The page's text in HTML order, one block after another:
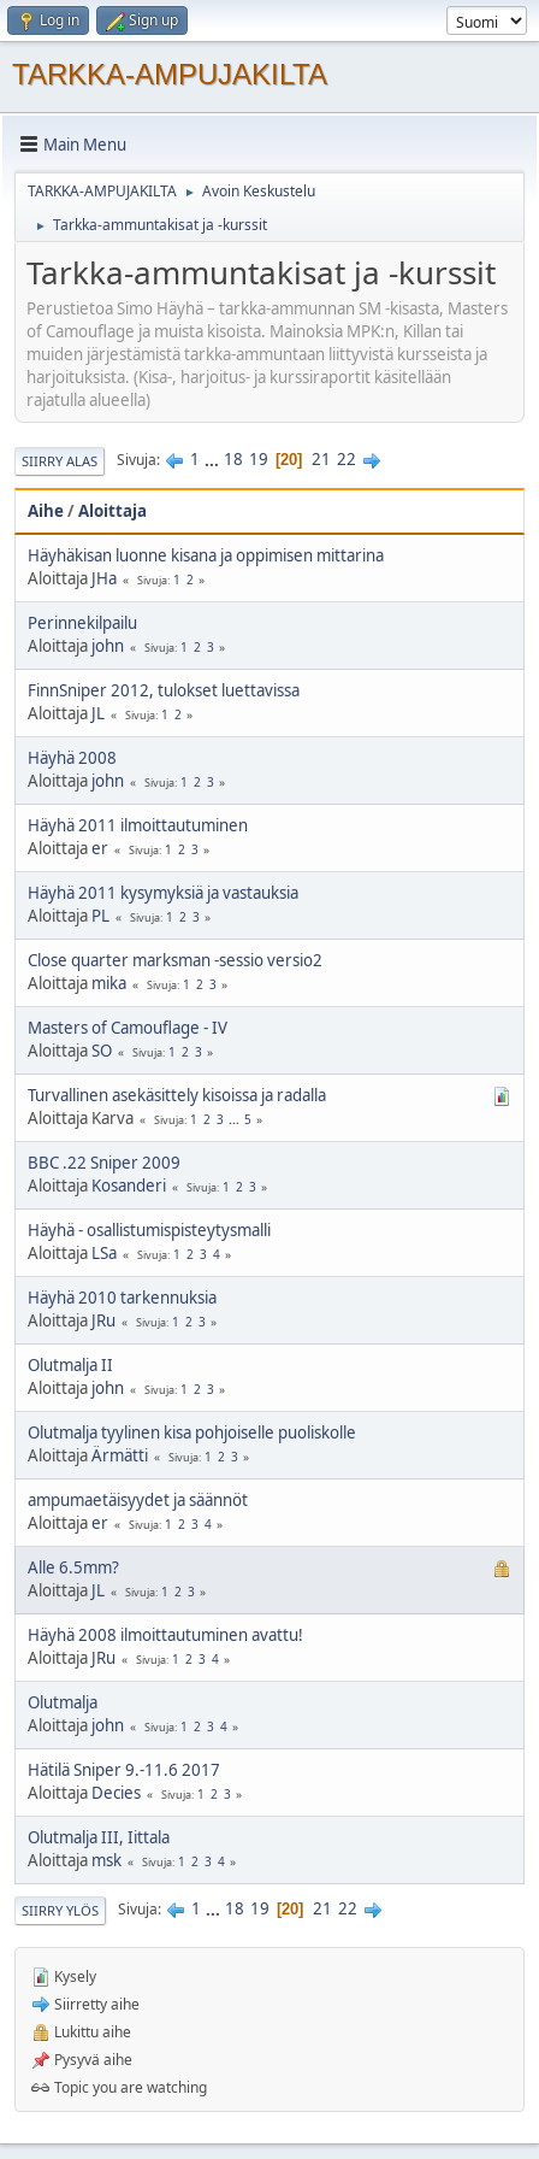
Log in Sign up
TARKKA-AMPUJAKILTA
Main Menu
TARKKA-AMPUJAKILTA ► Avoin Keskustelu
► Tarkka-ammuntakisat ja -kurssit
Tarkka-ammuntakisat ja -kurssit
Perustietoa Simo Häyhä – tarkka-ammunnan SM -kisasta, Masters
of Camouflage ja muista kisoista. Mainoksia MPK:n, Killan tai
muiden järjestämistä tarkka-ammuntaan liittyvistä kursseista ja
harjoituksista. (Kisa-, harjoitus- ja kurssiraportit käsitellään
rajatulla alueella)
SIIRRY ALAS Sivuja 1 ... 18 19 20 21 22
Aihe/Aloittaja
Häyhäkisan luonne kisana ja oppimisen mittarina
Aloittaja JHa Sivuja 1 2
Perinnekilpailu
Aloittaja john Sivuja 1 2 3
FinnSniper 2012, tulokset luettavissa
Aloittaja JL Sivuja 1 2
Häyhä 2008
Aloittaja john Sivuja 1 2 3
Häyhä 2011 ilmoittautuminen
Aloittajaer Sivuja 1 2 3
Häyhä 2011 kysymyksiä ja vastauksia
Aloittaja PL Sivuja 1 2 3
Close quarter marksman -sessio versio2
Aloittaja mika Sivuja 1 2 3
Masters of Camouflage - IV
AloittajaSO Sivuja 1 2 3
Turvallinen asekäsittely kisoissa ja radalla
Aloittaja Karva
Sivuja 1 2 3 ... 5
BBC .22 Sniper 2009
Aloittaja Kosanderi Sivuja 1 2 3
Häyhä - osallistumispisteytysmalli
Aloittaja LSa Sivuja 1 2 3 4
Häyhä 2010 tarkennuksia
Aloittaja JRu Sivuja 1 2 3
Olutmalja II
Aloittaja john Sivuja 1 2 3
Olutmalja tyylinen kisa pohjoiselle puoliskolle
AloittajaÄrmätti Sivuja 1 2 3
ampumaetäisyydet ja säännöt
Aloittajaer Sivuja 1 2 3 4
Alle 6.5mm?
Aloittaja JL Sivuja 1 2 3
Häyhä 2008 ilmoittautuminen avattu!
Aloittaja JRu Sivuja 1 2 3 4
Olutmalja
Aloittaja john Sivuja 1 2 3 4
Hätilä Sniper 9.-11.6 2017
Aloittaja Decies Sivuja 1 2 3
Olutmalja III, Iittala
Aloittaja msk Sivuja 1 2 3 4
SIIRRY YLÖS Sivuja 1 ... 18 19 20 21 22
Kysely
Siirretty aihe
Lukittu aihe
Pysyvä aihe
Topic you are watching